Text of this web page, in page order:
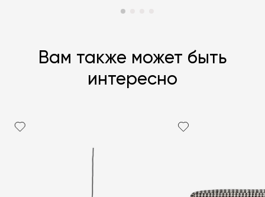
Вам также может быть
интересно